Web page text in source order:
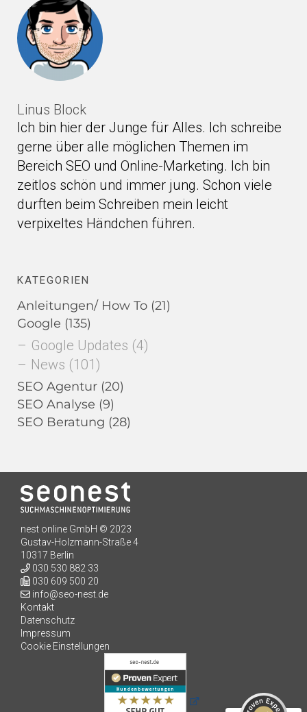
Linus Block
Ich bin hier der Junge für Alles. Ich schreibe
gerne über alle möglichen Themen im
Bereich SEO und Online-Marketing. Ich bin
zeitlos schön und immer jung. Schon viele
durften beim Schreiben mein leicht
verpixeltes Händchen führen.
KATEGORIEN
Anleitungen/ How To (21)
Google (135)
Google Updates (4)
News (101)
SEO Agentur (20)
SEO Analyse (9)
SEO Beratung (28)
nest online GmbH © 2023
Gustav-Holzmann-Straße 4
10317 Berlin
030 530 882 33
030 609 500 20
info@seo-nest.de
Kontakt
Datenschutz
Impressum
Cookie Einstellungen
SEHR GUT
4,91 / 5,00